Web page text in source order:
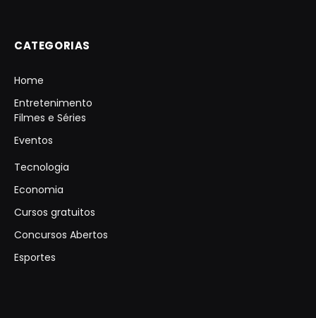
CATEGORIAS
Home
Entretenimento
Filmes e Séries
Eventos
Tecnologia
Economia
Cursos gratuitos
Concursos Abertos
Esportes